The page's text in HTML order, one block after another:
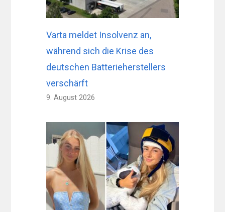
Varta meldet Insolvenz an,
während sich die Krise des
deutschen Batterieherstellers
verschärft
9. August 2026